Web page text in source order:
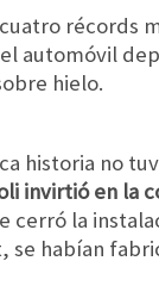
récords
automóvil
hielo.
historia no
invirtió en la
cerró la
se habían